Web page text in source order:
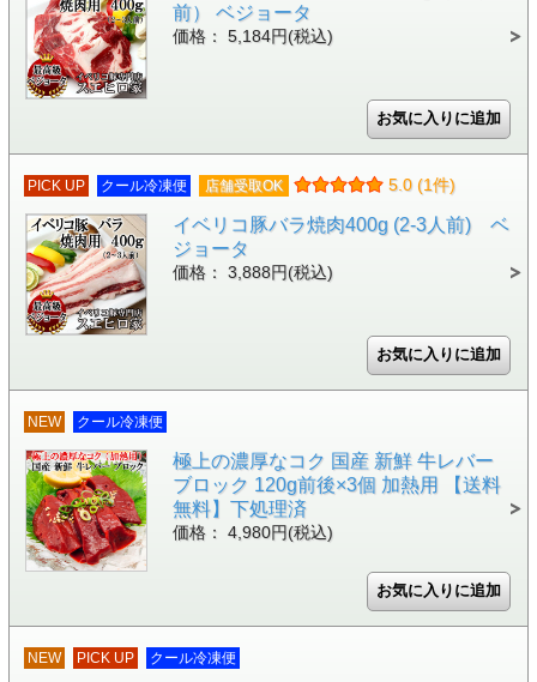
前） ベジョータ
価格： 5,184円(税込)
PICK UP クール冷凍便 店舗受取OK 5.0 (1件)
イベリコ豚バラ焼肉400g (2-3人前) ベ
ジョータ
価格： 3,888円(税込)
NEW クール冷凍便
極上の濃厚なコク 国産 新鮮 牛レバー
ブロック 120g前後×3個 加熱用 【送料
無料】下処理済
価格： 4,980円(税込)
NEW PICK UP クール冷凍便